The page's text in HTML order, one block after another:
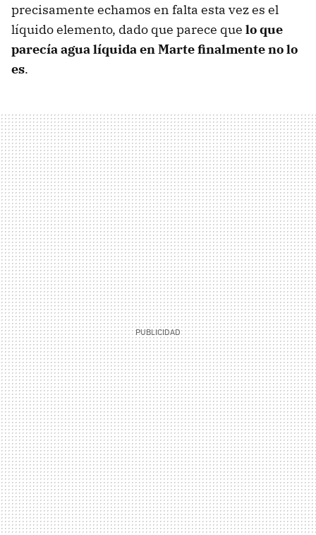
precisamente echamos en falta esta vez es el
líquido elemento, dado que parece que lo que
parecía agua líquida en Marte finalmente no lo
es.